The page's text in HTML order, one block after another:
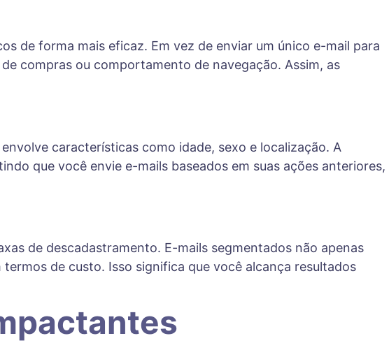
de forma mais eficaz. Em vez de enviar um único e-mail para
compras ou comportamento de navegação. Assim, as
características como idade, sexo e localização. A
que você envie e-mails baseados em suas ações anteriores,
de descadastramento. E-mails segmentados não apenas
de custo. Isso significa que você alcança resultados